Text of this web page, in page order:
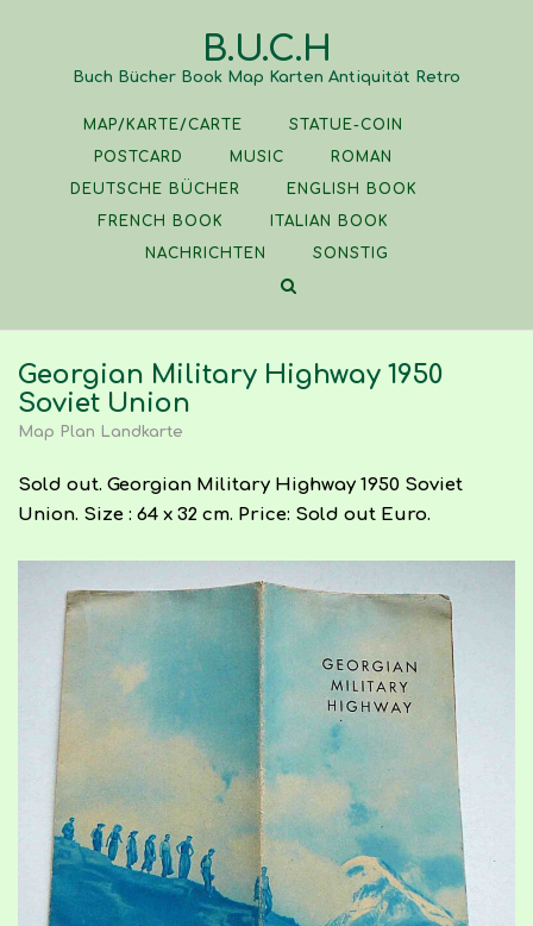
B.U.C.H
Buch Bücher Book Map Karten Antiquität Retro
MAP/KARTE/CARTE
STATUE-COIN
POSTCARD
MUSIC
ROMAN
DEUTSCHE BÜCHER
ENGLISH BOOK
FRENCH BOOK
ITALIAN BOOK
NACHRICHTEN
SONSTIG
Georgian Military Highway 1950
Soviet Union
Map Plan Landkarte
Sold out. Georgian Military Highway 1950 Soviet
Union. Size : 64 x 32 cm. Price: Sold out Euro.